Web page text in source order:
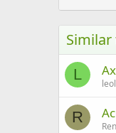
L
R